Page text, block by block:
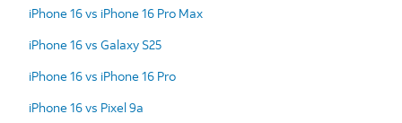
iPhone 16 vs iPhone 16 Pro Max
iPhone 16 vs Galaxy S25
iPhone 16 vs iPhone 16 Pro
iPhone 16 vs Pixel 9a